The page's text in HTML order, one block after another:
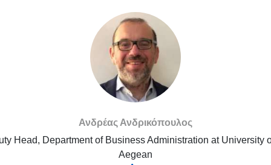
Ανδρέας Ανδρικόπουλος
Head, Department of Business Administration at University
Aegean